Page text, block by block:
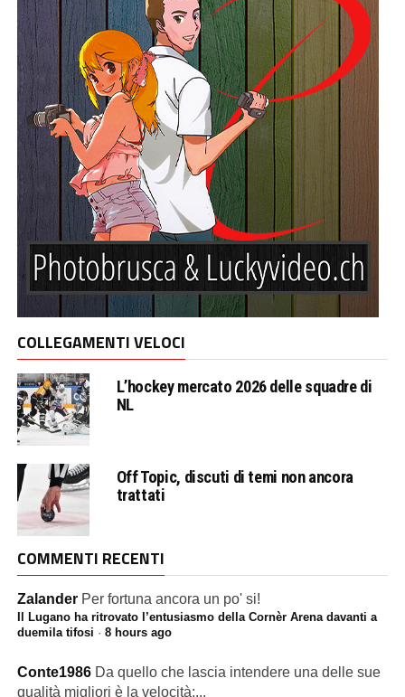
COLLEGAMENTI VELOCI
L’hockey mercato 2026 delle squadre di
NL
Off Topic, discuti di temi non ancora
trattati
COMMENTI RECENTI
Zalander Per fortuna ancora un po' si!
Il Lugano ha ritrovato l’entusiasmo della Cornèr Arena davanti a
duemila tifosi · 8 hours ago
Conte1986 Da quello che lascia intendere una delle sue
qualità migliori è la velocità:...